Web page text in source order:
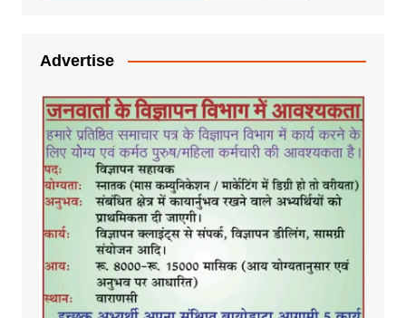
Advertise